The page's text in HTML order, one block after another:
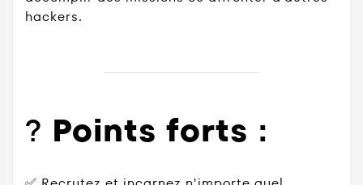
hackers.
? Points forts :